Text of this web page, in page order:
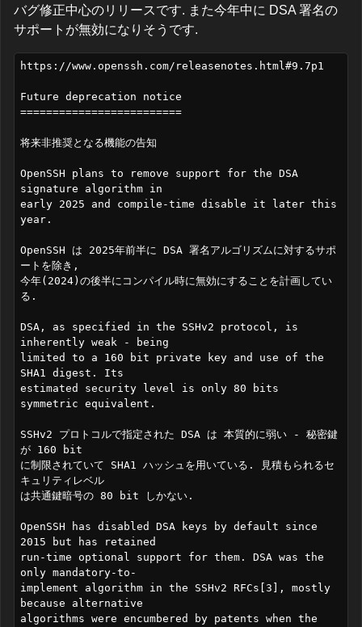
バグ修正中心のリリースです. また今年中に DSA 署名の
サポートが無効になりそうです.
https://www.openssh.com/releasenotes.html#9.7p1
Future deprecation notice
=========================
将来非推奨となる機能の告知
OpenSSH plans to remove support for the DSA
signature algorithm in
early 2025 and compile-time disable it later this
year.
OpenSSH は 2025年前半に DSA 署名アルゴリズムに対するサポ
ートを除き,
今年(2024)の後半にコンパイル時に無効にすることを計画してい
る.
DSA, as specified in the SSHv2 protocol, is
inherently weak - being
limited to a 160 bit private key and use of the
SHA1 digest. Its
estimated security level is only 80 bits
symmetric equivalent.
SSHv2 プロトコルで指定された DSA は 本質的に弱い - 秘密鍵
が 160 bit
に制限されていて SHA1 ハッシュを用いている. 見積もられるセ
キュリティレベル
は共通鍵暗号の 80 bit しかない.
OpenSSH has disabled DSA keys by default since
2015 but has retained
run-time optional support for them. DSA was the
only mandatory-to-
implement algorithm in the SSHv2 RFCs[3], mostly
because alternative
algorithms were encumbered by patents when the